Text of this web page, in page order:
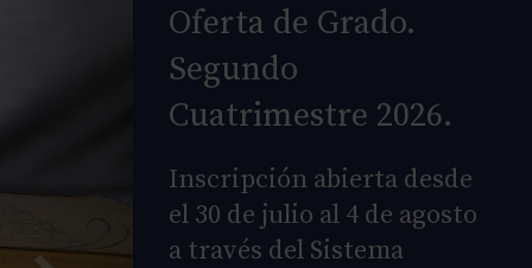
Oferta de Grado.
Segundo
Cuatrimestre 2026.
Inscripción abierta desde
el 30 de julio al 4 de agosto
a través del Sistema